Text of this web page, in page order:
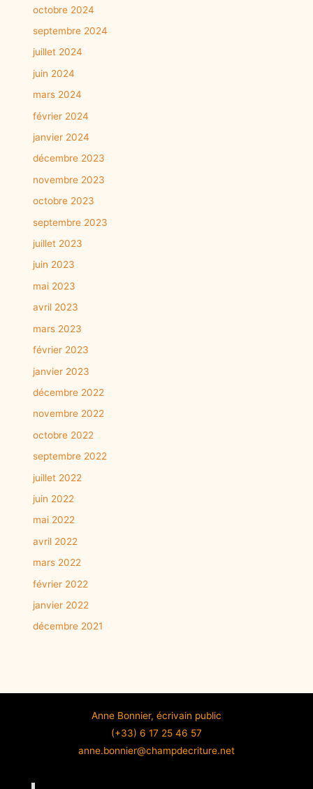
octobre 2024
septembre 2024
juillet 2024
juin 2024
mars 2024
février 2024
janvier 2024
décembre 2023
novembre 2023
octobre 2023
septembre 2023
juillet 2023
juin 2023
mai 2023
avril 2023
mars 2023
février 2023
janvier 2023
décembre 2022
novembre 2022
octobre 2022
septembre 2022
juillet 2022
juin 2022
mai 2022
avril 2022
mars 2022
février 2022
janvier 2022
décembre 2021
Anne Bonnier, écrivain public
(+33) 6 17 25 46 57
anne.bonnier@champdecriture.net